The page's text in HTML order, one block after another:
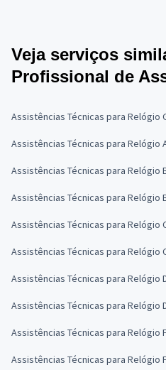
Veja serviços
Profissional de
Assistências Técnicas para Relógio
Assistências Técnicas para Relógio
Assistências Técnicas para Relógio
Assistências Técnicas para Relógio
Assistências Técnicas para Relógio
Assistências Técnicas para Relógio
Assistências Técnicas para Relógio
Assistências Técnicas para Relógio
Assistências Técnicas para Relógio
Assistências Técnicas para Relógio